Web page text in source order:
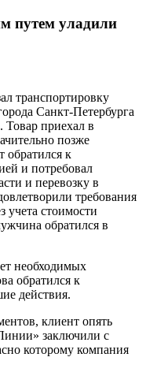
путем уладили
транспортировку
Санкт-Петербурга
Товар приехал в
позже
обратился к
и потребовал
и перевозку в
требования
учета стоимости
обратился в
необходимых
обратился к
действия.
клиент опять
заключили с
которому компания